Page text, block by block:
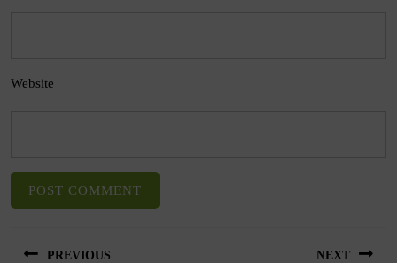
Website
PREVIOUS NEXT